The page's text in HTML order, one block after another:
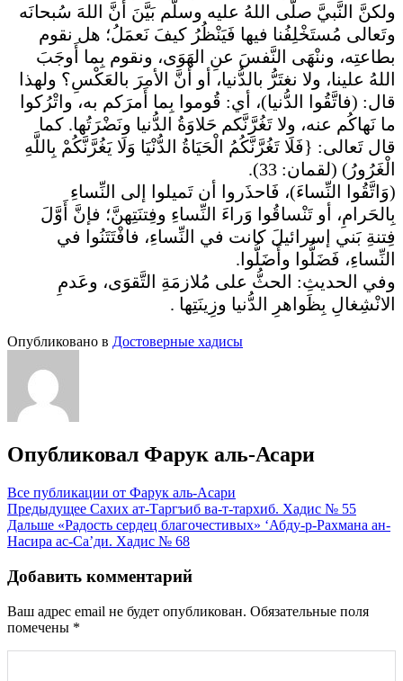
ولكنَّ النَّبيَّ صلَّى اللهُ عليه وسلَّم بَيَّنَ أنَّ اللهَ سُبحانَه
وتَعالى مُستَخْلِفُنا فيها فَيَنْظُرُ كيفَ نَعمَلُ؛ هل نقوم
بطاعتِه، وننْهَى النَّفسَ عنِ الهَوَى، ونقوم بِما أَوجَبَ
اللهُ علينا، ولا نغتَرُّ بالدُّنيا، أو أنَّ الأمرَ بالعَكْسِ؟ ولهذا
قال: (فاتَّقُوا الدُّنيا)، أي: قُوموا بِما أَمرَكم به، واتْرُكوا
ما نَهاكُم عنه، ولا تَغُرَّنَّكم حَلاوَةُ الدُّنيا ونَضْرَتُها. كما
قال تَعالى: {فَلَا تَغُرَّنَّكُمُ الْحَيَاةُ الدُّنْيَا وَلَا يَغُرَّنَّكُمْ بِاللَّهِ
الْغَرُورُ) (لقمان: 33).
(وَاتَّقُوا النِّساءَ)، فَاحذَروا أن تَميلوا إلى النِّساءِ
بِالحَرامِ، أو تَنْساقُوا وَراءَ النِّساءِ وفِتنَتِهنَّ؛ فإنَّ أَوَّلَ
فِتنةِ بَني إسرائيلَ كانت في النِّساءِ، فافْتَتَنُوا في
النِّساءِ، فَضَلُّوا وأَضَلُّوا.
وفي الحديثِ: الحثُّ على مُلازمَةِ التَّقوَى، وعَدمِ
الانْشِغالِ بِظَواهرِ الدُّنيا وزِينَتِها .
Опубликовано в Достоверные хадисы
Опубликовал Фарук аль-Асари
Все публикации от Фарук аль-Асари
Навигация
по
Предыдущее Сахих ат-Таргъиб ва-т-тархиб. Хадис № 55
Дальше «Радость сердец благочестивых» ‘Абду-р-Рахмана ан-
Насира ас-Са’ди. Хадис № 68
Добавить комментарий
Ваш адрес email не будет опубликован. Обязательные поля
помечены *